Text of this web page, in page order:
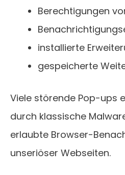
Berechtigungen
installierte
gespeicherte
Viele störende Pop-ups
durch klassische
erlaubte Browser-
unseriöser Webseiten.